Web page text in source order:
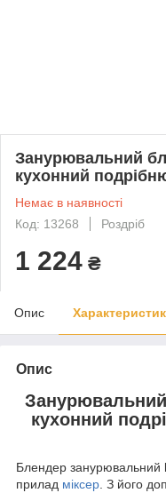
Занурювальний
кухонний
Немає в наявності
Код: 13268
Роздріб
1 224 ₴
Опис
Опис
Занурювальний
кухонний
Блендер занурювальний
прилад міксер. З його